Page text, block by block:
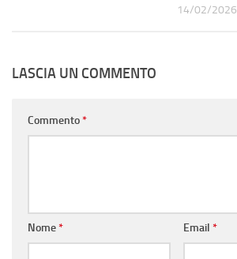
14/02/2026
LASCIA UN COMMENTO
Commento*
Nome* Email *